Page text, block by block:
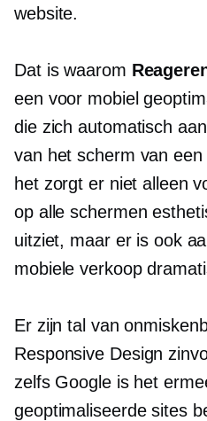
website.
Dat is waarom
een voor mobiel
die zich automatisch
van het scherm van
het zorgt er niet alleen
op alle schermen
uitziet, maar er is ook
mobiele verkoop
Er zijn tal van
Responsive Design
zelfs Google is het
geoptimaliseerde sites